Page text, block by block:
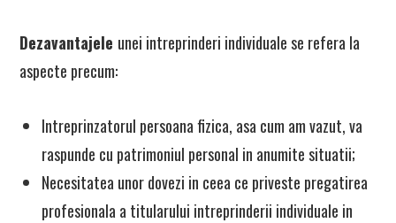
Dezavantajele unei intreprinderi individuale se refera la
aspecte precum:
Intreprinzatorul persoana fizica, asa cum am vazut, va
raspunde cu patrimoniul personal in anumite situatii;
Necesitatea unor dovezi in ceea ce priveste pregatirea
profesionala a titularului intreprinderii individuale in